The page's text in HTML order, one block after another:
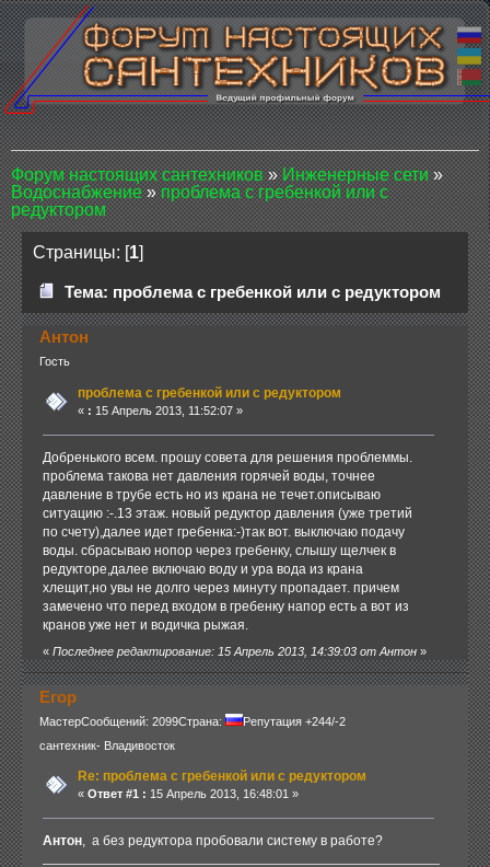
Форум настоящих сантехников»Инженерные сети»
Водоснабжение»проблема с гpебенкой или с
редуктором
Страницы: [1]
Тема: проблема с гpебенкой или с редуктором
Антон
Гость
проблема с гpебенкой или с редуктором
« : 15 Апрель 2013, 11:52:07 »
Добренького всем. прошу совета для решения проблеммы.
проблема такова нет давления горячей воды, точнее
давление в трубе есть но из крана не течет.описываю
ситуацию :-.13 этаж. новый редуктор давления (уже третий
по счету),далее идет гребенка:-)так вот. выключаю подачу
воды. сбрасываю нопор через гребенку, слышу щелчек в
редукторе,далее включаю воду и ура вода из крана
хлещит,но увы не долго через минуту пропадает. причем
замечено что перед входом в гребенку напор есть а вот из
кранов уже нет и водичка рыжая.
« Последнее редактирование: 15 Апрель 2013, 14:39:03 от Антон»
Егор
МастерСообщений: 2099Страна:
Репутация +244/-2
сантехник- Владивосток
Re: проблема с гpебенкой или с редуктором
« Ответ #1 : 15 Апрель 2013, 16:48:01 »
Антон, а без редуктора пробовали систему в работе?